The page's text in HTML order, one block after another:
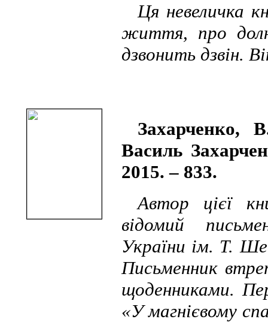
Ця невеличка
життя, про
дзвонить дзвін.
Захарченко,
Василь
2015. – 833.
Автор цієї
відомий
України ім. Т.
Письменник
щоденниками.
«У магнієвому